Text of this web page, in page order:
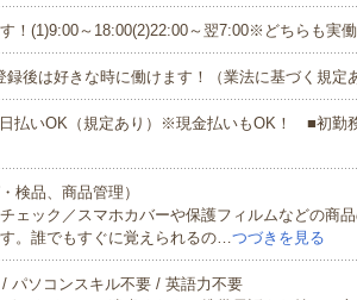
！(1)9:00～18:00(2)22:00～翌7:00※どちらも実
録後は好きな時に働けます！（業法に基づく規定
払いOK（規定あり）※現金払いもOK！ ■初勤
検品、商品管理）
ェック／スマホカバーや保護フィルムなどの商
。誰でもすぐに覚えられるの…つづきを見る
パソコンスキル不要 / 英語力不要